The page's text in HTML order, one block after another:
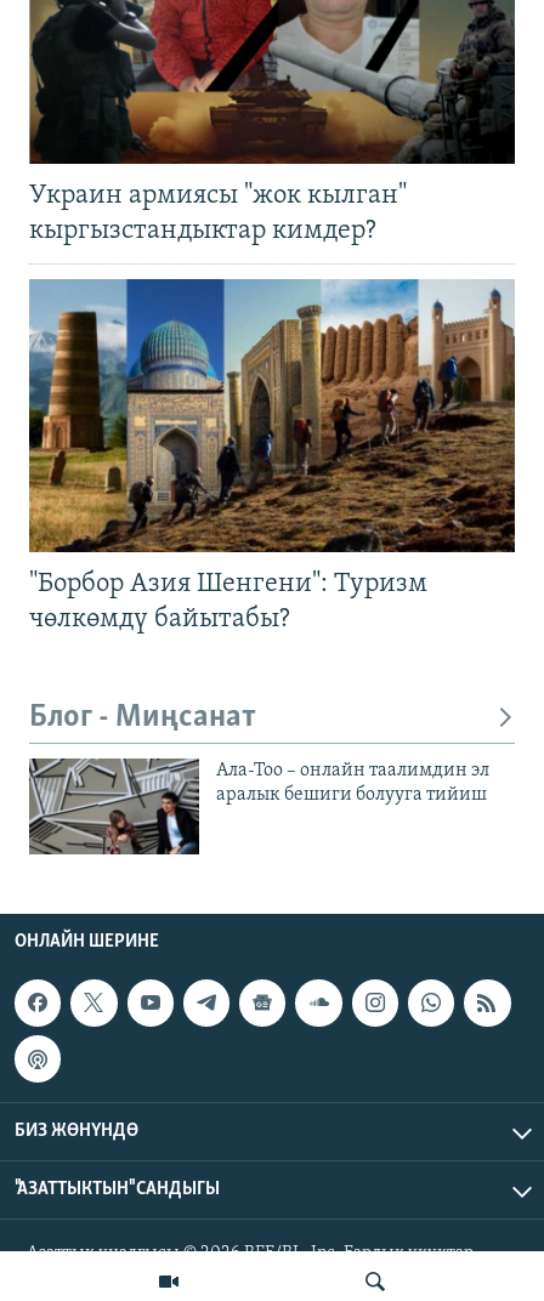
Украин армиясы "жок кылган"
кыргызстандыктар кимдер?
"Борбор Азия Шенгени": Туризм
чөлкөмдү байытабы?
Блог - Миңсанат
Ала-Тоо – онлайн таалимдин эл
аралык бешиги болууга тийиш
ОНЛАЙН ШЕРИНЕ
БИЗ ЖӨНҮНДӨ
"АЗАТТЫКТЫН" САНДЫГЫ
Азаттык үналгысы © 2026 RFE/RL, Inc. Бардык укуктар